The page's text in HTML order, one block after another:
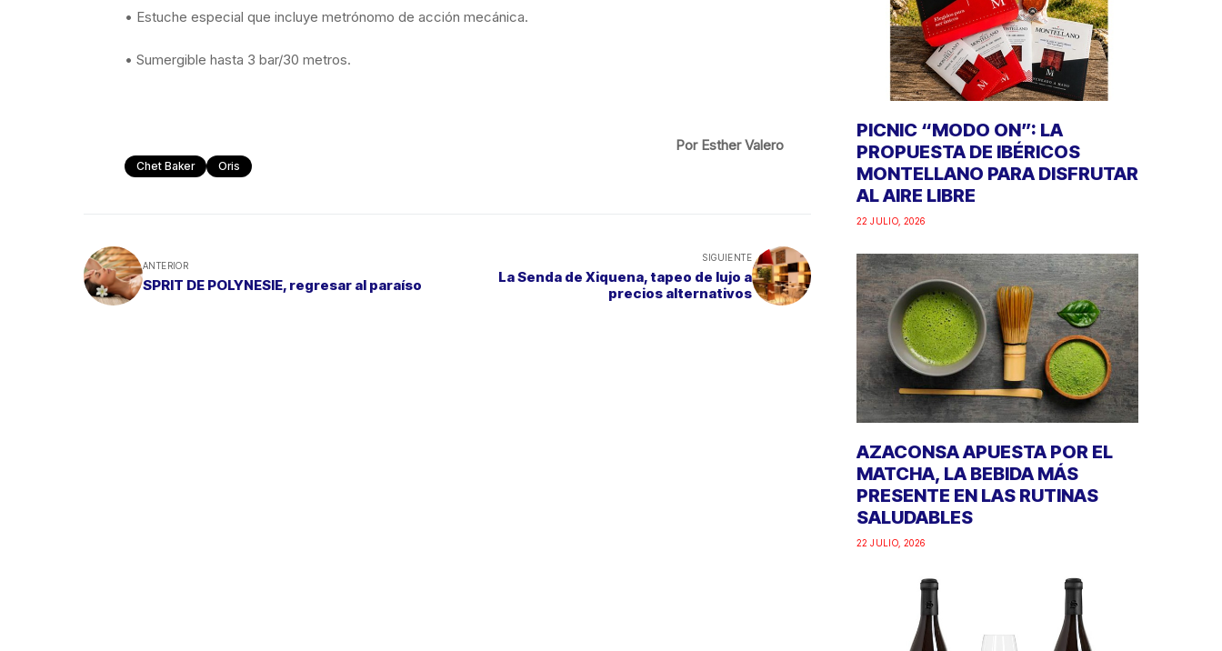
• Estuche especial que incluye metrónomo de acción mecánica.
• Sumergible hasta 3 bar/30 metros.
Por Esther Valero
Chet Baker Oris
ANTERIOR
SPRIT DE POLYNESIE, regresar al paraíso
SIGUIENTE
La Senda de Xiquena, tapeo de lujo a
precios alternativos
PICNIC “MODO ON”: LA
PROPUESTA DE IBÉRICOS
MONTELLANO PARA DISFRUTAR
AL AIRE LIBRE
22 JULIO, 2026
AZACONSA APUESTA POR EL
MATCHA, LA BEBIDA MÁS
PRESENTE EN LAS RUTINAS
SALUDABLES
22 JULIO, 2026